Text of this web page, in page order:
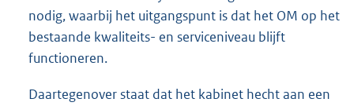
nodig, waarbij het uitgangspunt is dat het OM op het
bestaande kwaliteits- en serviceniveau blijft
functioneren.
Daartegenover staat dat het kabinet hecht aan een